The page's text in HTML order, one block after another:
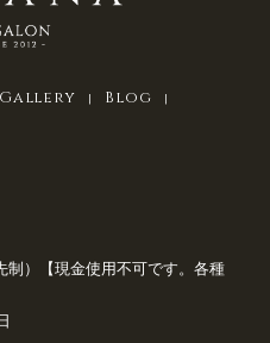
Blog
制）【現金使用不可です。各種